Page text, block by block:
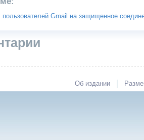
пользователей Gmail на защищенное
Об издании |